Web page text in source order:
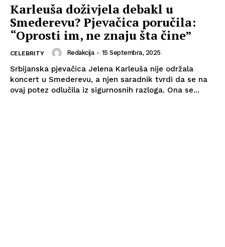
Karleuša doživjela debakl u
Smederevu? Pjevačica poručila:
“Oprosti im, ne znaju šta čine”
CELEBRITY Redakcija - 15 Septembra, 2025
Srbijanska pjevačica Jelena Karleuša nije održala
koncert u Smederevu, a njen saradnik tvrdi da se na
ovaj potez odlučila iz sigurnosnih razloga. Ona se...